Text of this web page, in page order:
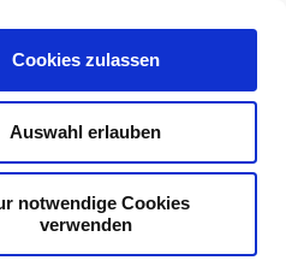
Cookies zulassen
Auswahl erlauben
notwendige Cookies
verwenden